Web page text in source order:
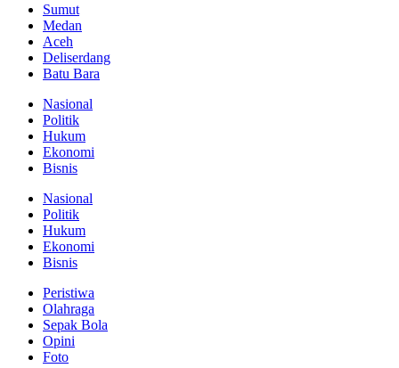
Sumut
Medan
Aceh
Deliserdang
Batu Bara
Nasional
Politik
Hukum
Ekonomi
Bisnis
Nasional
Politik
Hukum
Ekonomi
Bisnis
Peristiwa
Olahraga
Sepak Bola
Opini
Foto